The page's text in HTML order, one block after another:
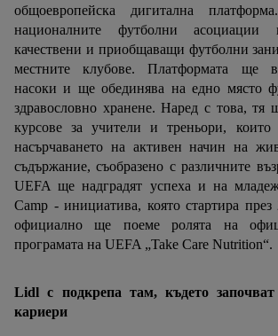
общоевропейска дигитална
националните футболни асоциации
качествени и приобщаващи футболни
местните клубове. Платформата ще
насоки и ще обединява на едно място
здравословно хранене. Наред с това, тя
курсове за учители и треньори,
насърчаването на активен начин на
съдържание, съобразено с различните
UEFA ще надградят успеха и на
Camp - инициатива, която стартира
официално ще поеме ролята на
програмата на UEFA „Take Care Nutrition“.
Lidl с подкрепа там, където
кариери